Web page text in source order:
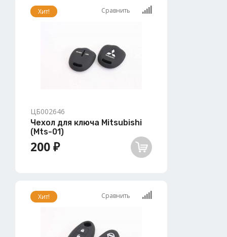
Хит! Сравнить
ЦБ002646
Чехол для ключа Mitsubishi
(Mts-01)
200 ₽
Хит! Сравнить